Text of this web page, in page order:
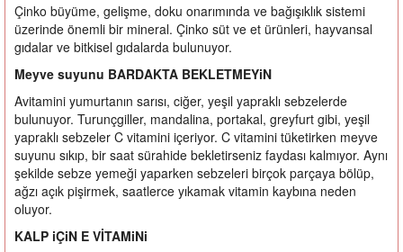
Çinko büyüme, gelişme, doku onarımında ve bağışıklık sistemi
üzerinde önemli bir mineral. Çinko süt ve et ürünleri, hayvansal
gıdalar ve bitkisel gıdalarda bulunuyor.
Meyve suyunu BARDAKTA BEKLETMEYiN
Avitamini yumurtanın sarısı, ciğer, yeşil yapraklı sebzelerde
bulunuyor. Turunçgiller, mandalina, portakal, greyfurt gibi, yeşil
yapraklı sebzeler C vitamini içeriyor. C vitamini tüketirken meyve
suyunu sıkıp, bir saat sürahide bekletirseniz faydası kalmıyor. Aynı
şekilde sebze yemeği yaparken sebzeleri birçok parçaya bölüp,
ağzı açık pişirmek, saatlerce yıkamak vitamin kaybına neden
oluyor.
KALP iÇiN E VİTAMiNi